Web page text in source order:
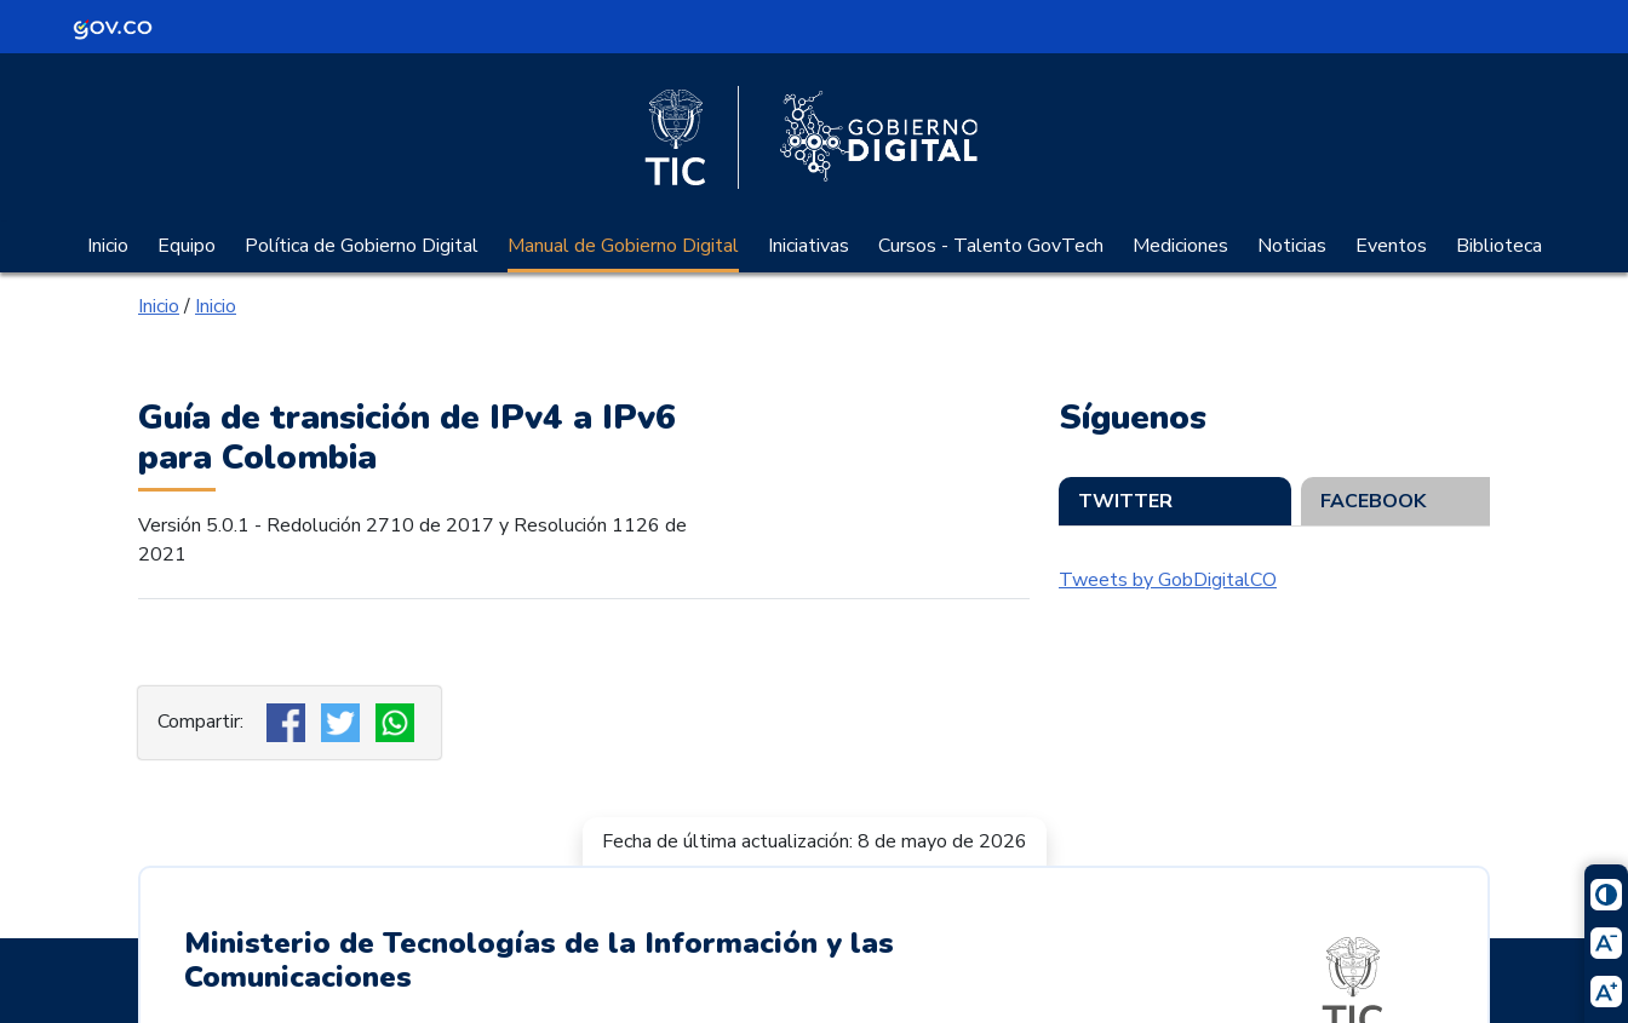
Logo Gobierno de Colombia
Logo del Ministerio TIC
Inicio Equipo Política de Gobierno Digital Manual de Gobierno Digital Iniciativas Cursos - Talento GovTech Mediciones Noticias Eventos Biblioteca
Inicio/Inicio
Guía de transición de IPv4 a IPv6
para Colombia
Versión 5.0.1 - Redolución 2710 de 2017 y Resolución 1126 de
2021
Síguenos
TWITTER FACEBOOK
Tweets by GobDigitalCO
Fecha de última actualización: 8 de mayo de 2026
Ministerio de Tecnologías de la Información y las
Comunicaciones